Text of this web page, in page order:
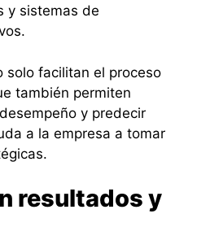
y sistemas de
solo facilitan el proceso
también permiten
y predecir
a la empresa a tomar
resultados y